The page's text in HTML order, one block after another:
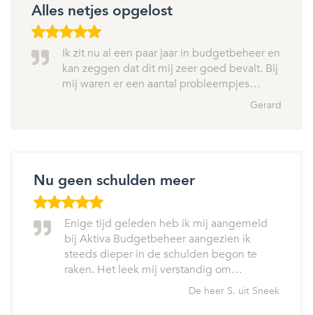
Alles netjes opgelost
Ik zit nu al een paar jaar in budgetbeheer en
kan zeggen dat dit mij zeer goed bevalt. Bij
mij waren er een aantal probleempjes…
Gerard
Nu geen schulden meer
Enige tijd geleden heb ik mij aangemeld
bij Aktiva Budgetbeheer aangezien ik
steeds dieper in de schulden begon te
raken. Het leek mij verstandig om…
De heer S. uit Sneek